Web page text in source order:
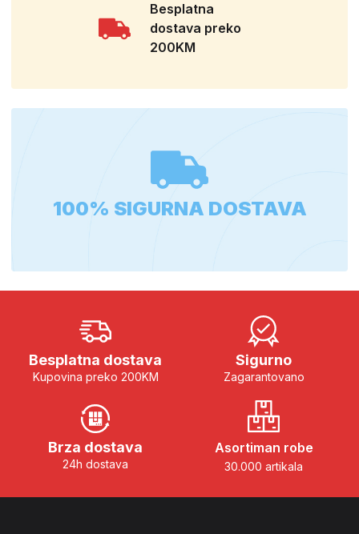
Besplatna
dostava preko
200KM
100% SIGURNA DOSTAVA
Besplatna dostava
Kupovina preko 200KM
Sigurno
Zagarantovano
Brza dostava
24h dostava
Asortiman robe
30.000 artikala